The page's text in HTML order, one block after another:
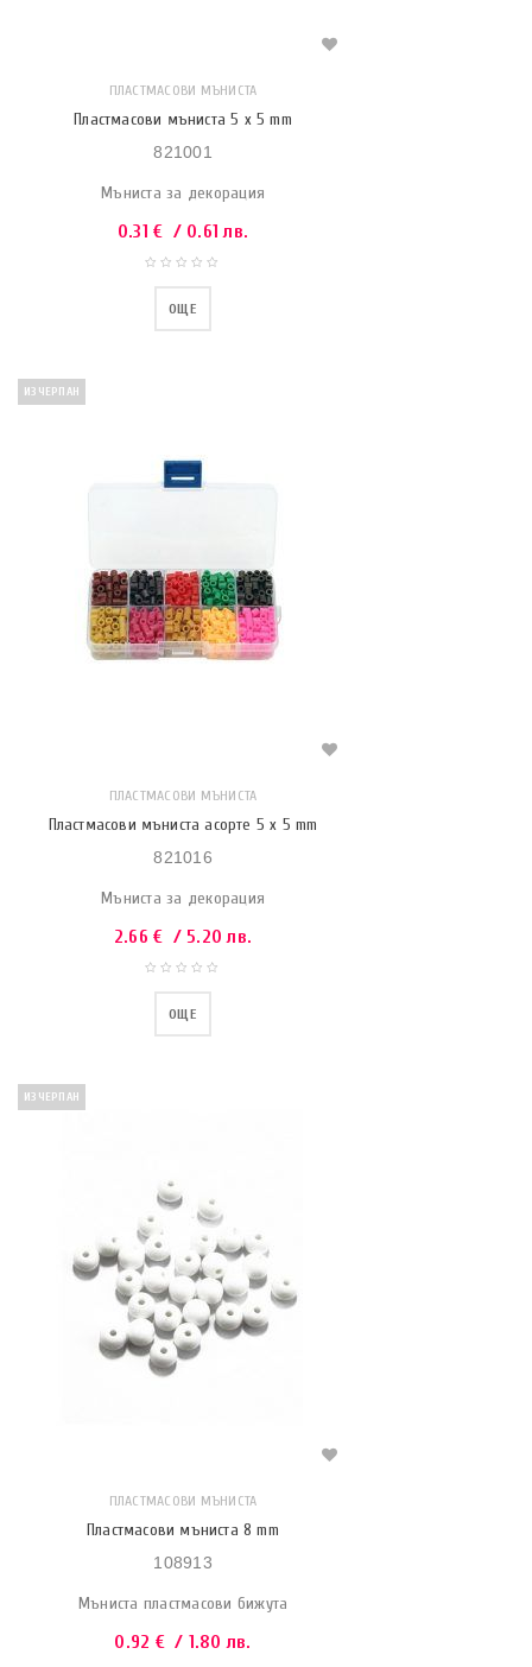
ПЛАСТМАСОВИ МЪНИСТА
Пластмасови мъниста 5 x 5 mm
821001
Мъниста за декорация
0.31€ / 0.61 лв.
ОЩЕ
ИЗЧЕРПАН
ПЛАСТМАСОВИ МЪНИСТА
Пластмасови мъниста асорте 5 x 5 mm
821016
Мъниста за декорация
2.66€ / 5.20 лв.
ОЩЕ
ИЗЧЕРПАН
ПЛАСТМАСОВИ МЪНИСТА
Пластмасови мъниста 8 mm
108913
Мъниста пластмасови бижута
0.92 € / 1.80 лв.